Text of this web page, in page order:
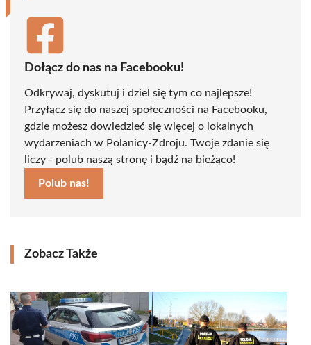
Dołącz do nas na Facebooku!
Odkrywaj, dyskutuj i dziel się tym co najlepsze!
Przyłącz się do naszej społeczności na Facebooku,
gdzie możesz dowiedzieć się więcej o lokalnych
wydarzeniach w Polanicy-Zdroju. Twoje zdanie się
liczy - polub naszą stronę i bądź na bieżąco!
Polub nas!
Zobacz Także